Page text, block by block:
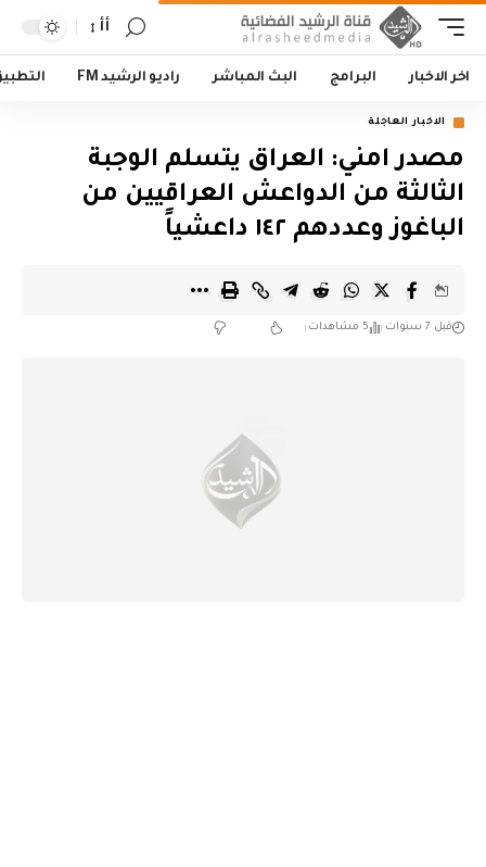
أأ
اخر الاخبار البرامج البث المباشر راديو الرشيد FM
الاخبار العاجلة
مصدر امني: العراق يتسلم الوجبة
الثالثة من الدواعش العراقيين من
الباغوز وعددهم ١٤٢ داعشياً
قبل 7 سنوات 5 مشاهدات